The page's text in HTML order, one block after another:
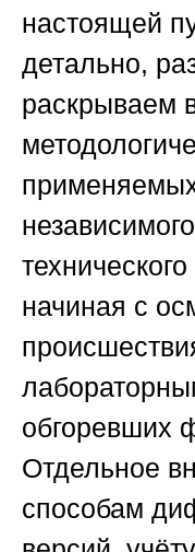
настоящей
детально,
раскрываем
начиная с
обгоревших
Отдельное
способам